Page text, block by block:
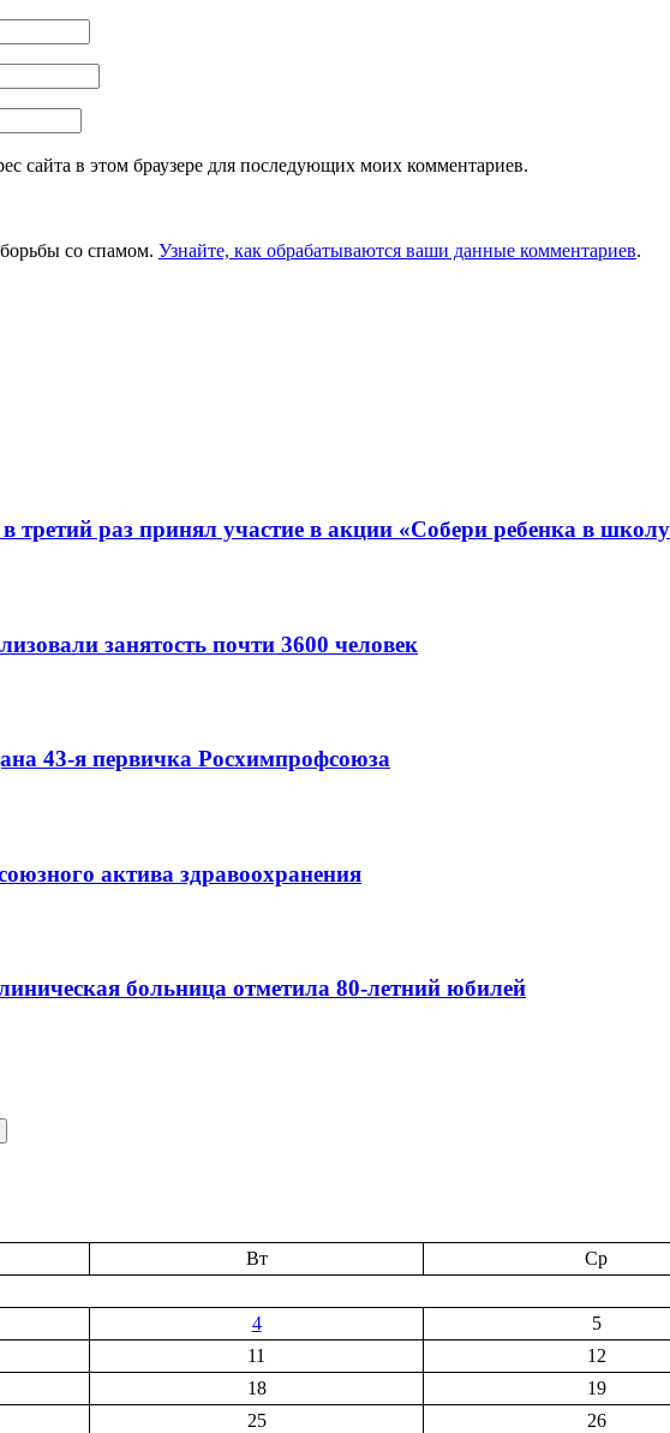
сайта в этом браузере для последующих моих комментариев.
со спамом. Узнайте, как обрабатываются ваши данные комментариев.
раз принял участие в акции «Собери ребенка в
занятость почти 3600 человек
43-я первичка Росхимпрофсоюза
актива здравоохранения
больница отметила 80-летний юбилей
Вт Ср
4 5
11 12
18 19
25 26